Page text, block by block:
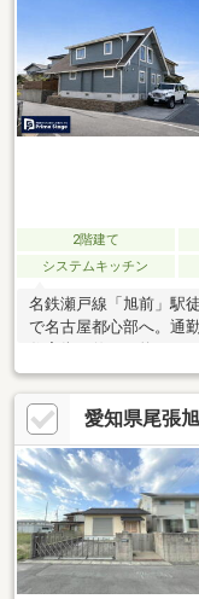
2階建て
システムキッチン
名鉄瀬戸線「旭前」駅
で名古屋都心部へ。通
あるリビング・ダイニ
最大の魅力。外壁塗装
新生活がスタート。白
しい住環境。都市アク
市内では手に入らない
実施済み。一部リフォ
す。
愛知県尾張